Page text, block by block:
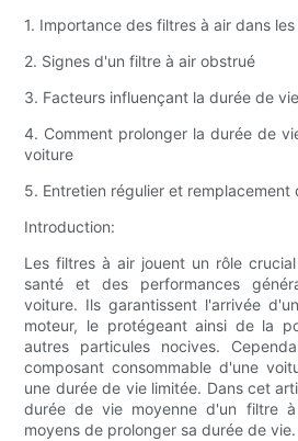
1. Importance des filtres à air dans
2. Signes d'un filtre à air obstrué
3. Facteurs influençant la durée de
4. Comment prolonger la durée de
voiture
5. Entretien régulier et remplacement
Introduction:
Les filtres à air jouent un rôle
santé et des performances
voiture. Ils garantissent l'arrivée
moteur, le protégeant ainsi de la
autres particules nocives.
composant consommable d'une
une durée de vie limitée. Dans cet
durée de vie moyenne d'un filtre
moyens de prolonger sa durée de vie.